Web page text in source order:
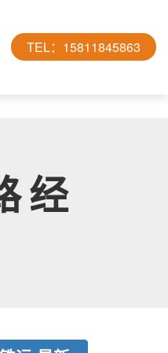
TEL：15811845863
经